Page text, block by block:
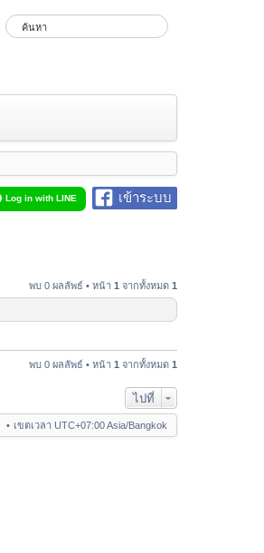
เข้าระบบ
Log in with LINE
พบ 0 ผลลัพธ์ • หน้า 1 จากทั้งหมด 1
พบ 0 ผลลัพธ์ • หน้า 1 จากทั้งหมด 1
ไปที่
เขตเวลา UTC+07:00 Asia/Bangkok